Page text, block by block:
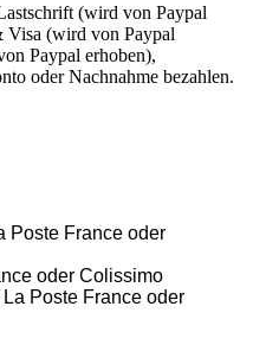
(wird von Paypal
Visa (wird von Paypal
Paypal erhoben),
oder Nachnahme bezahlen.
Poste France oder
oder Colissimo
Poste France oder